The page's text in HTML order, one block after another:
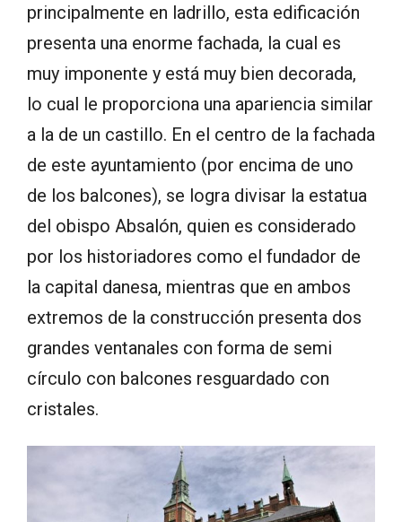
principalmente en ladrillo, esta edificación
presenta una enorme fachada, la cual es
muy imponente y está muy bien decorada,
lo cual le proporciona una apariencia similar
a la de un castillo. En el centro de la fachada
de este ayuntamiento (por encima de uno
de los balcones), se logra divisar la estatua
del obispo Absalón, quien es considerado
por los historiadores como el fundador de
la capital danesa, mientras que en ambos
extremos de la construcción presenta dos
grandes ventanales con forma de semi
círculo con balcones resguardado con
cristales.